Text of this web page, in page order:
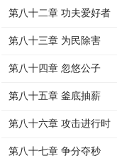
第八十二章 功夫爱好者
第八十三章 为民除害
第八十四章 忽悠公子
第八十五章 釜底抽薪
第八十六章 攻击进行时
第八十七章 争分夺秒